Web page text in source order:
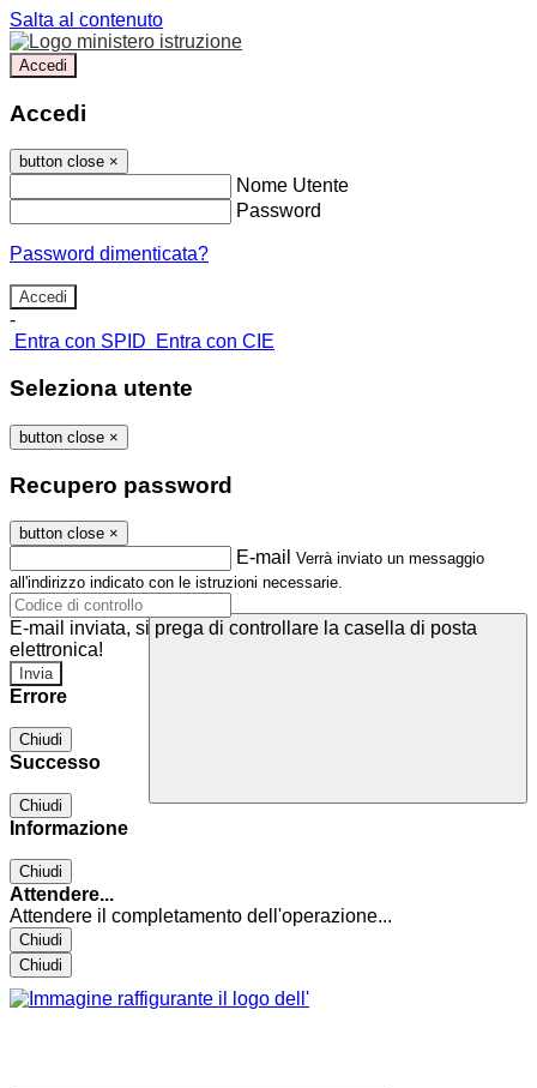
Salta al contenuto
Accedi
Accedi
button close ×
Nome Utente
Password
Password dimenticata?
-
Entra con SPID
Entra con CIE
Seleziona utente
button close ×
Recupero password
button close ×
E-mail Verrà inviato un messaggio
all'indirizzo indicato con le istruzioni necessarie.
E-mail inviata, si prega di controllare la casella di posta
elettronica!
Errore
Chiudi
Successo
Chiudi
Informazione
Chiudi
Attendere...
Attendere il completamento dell'operazione...
Chiudi
Chiudi